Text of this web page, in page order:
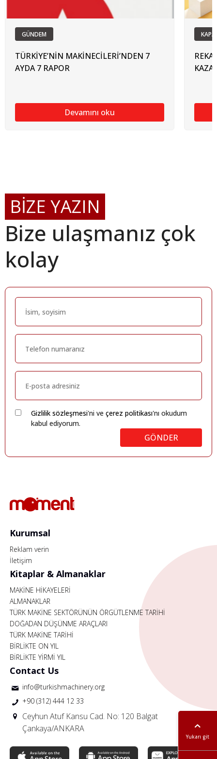
GÜNDEM
TÜRKİYE’NİN MAKİNECİLERİ’NDEN 7
AYDA 7 RAPOR
Devamını oku
BİZE YAZIN
Bize ulaşmanız çok
kolay
Gizlilik sözleşmesi'ni ve çerez politikası'nı okudum
kabul ediyorum.
GÖNDER
Yukarı git
Kurumsal
Reklam verin
İletişim
Kitaplar & Almanaklar
MAKİNE HİKAYELERİ
ALMANAKLAR
TÜRK MAKİNE SEKTÖRÜNÜN ÖRGÜTLENME TARİHİ
DOĞADAN DÜŞÜNME ARAÇLARI
TÜRK MAKİNE TARİHİ
BİRLİKTE ON YIL
BİRLİKTE YİRMİ YIL
Contact Us
info@turkishmachinery.org
+90 (312) 444 12 33
Ceyhun Atuf Kansu Cad. No: 120 Balgat
Çankaya/ANKARA